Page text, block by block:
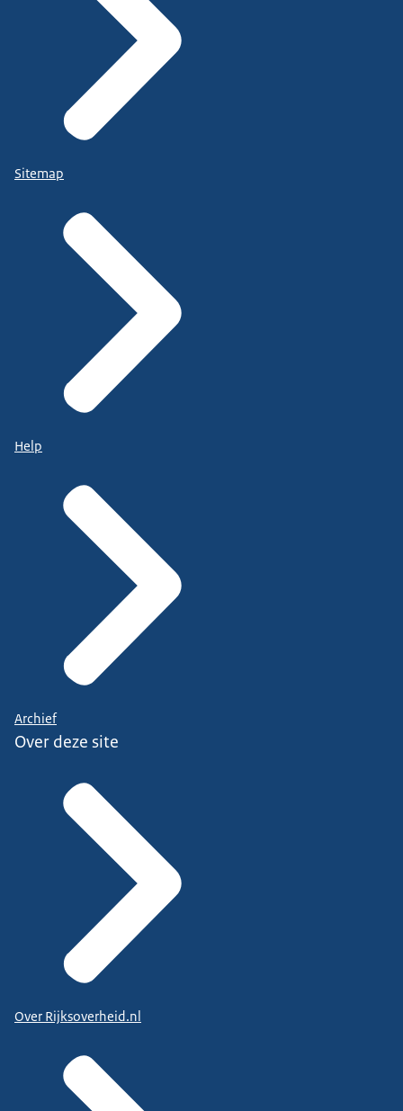
Sitemap
Help
Archief
Over deze site
Over Rijksoverheid.nl